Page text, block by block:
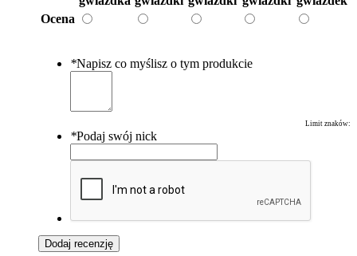
Ocena
*Napisz co myślisz o tym produkcie
Limit znaków:
*Podaj swój nick
Dodaj recenzję